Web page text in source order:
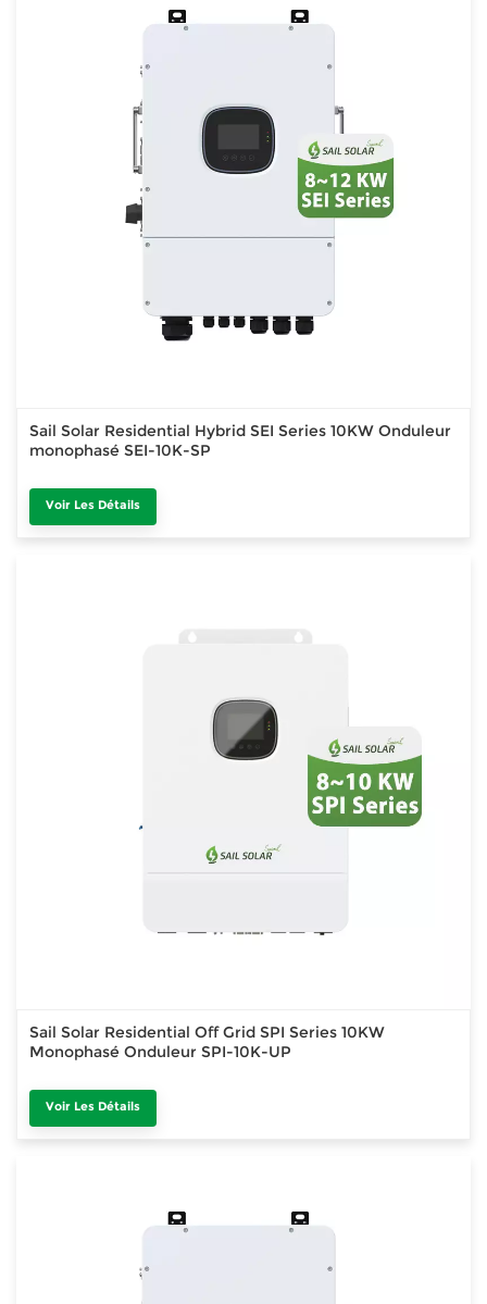
Sail Solar Residential Hybrid SEI Series 10KW Onduleur
monophasé SEI-10K-SP
Voir Les Détails
Sail Solar Residential Off Grid SPI Series 10KW
Monophasé Onduleur SPI-10K-UP
Voir Les Détails